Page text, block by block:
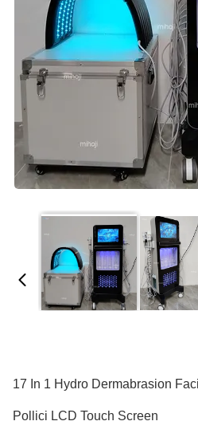
17 In 1 Hydro Dermabrasion
Pollici LCD Touch Screen